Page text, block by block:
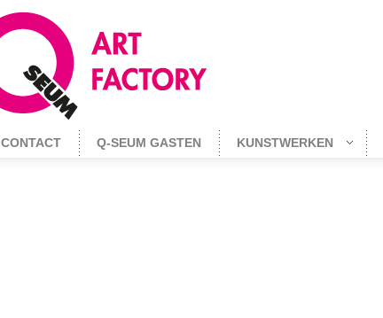
CONTACT Q-SEUM GASTEN KUNSTWERKEN